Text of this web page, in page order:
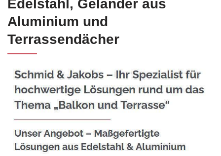
Edelstahl, Geländer aus
Aluminium und
Terrassendächer